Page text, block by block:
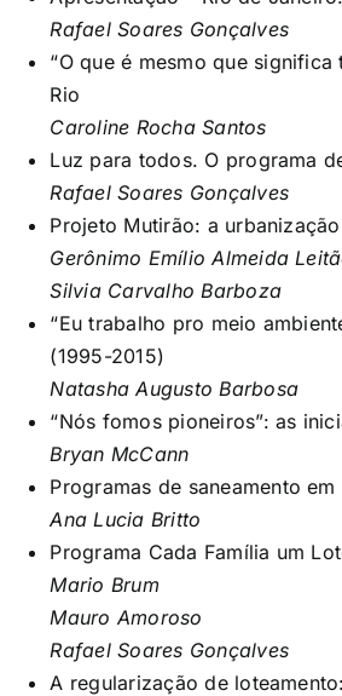
Rafael Soares Gonçalves
“O que é mesmo que
Rio
Caroline Rocha Santos
Luz para todos. O programa
Rafael Soares Gonçalves
Projeto Mutirão: a
Gerônimo Emílio Almeida
Silvia Carvalho Barboza
“Eu trabalho pro meio
(1995-2015)
Natasha Augusto Barbosa
“Nós fomos pioneiros”: as
Bryan McCann
Programas de saneamento
Ana Lucia Britto
Programa Cada Família um
Mario Brum
Mauro Amoroso
Rafael Soares Gonçalves
A regularização de